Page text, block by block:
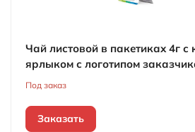
Чай листовой в пакетиках 4г
ярлыком с логотипом
Под заказ
Заказать